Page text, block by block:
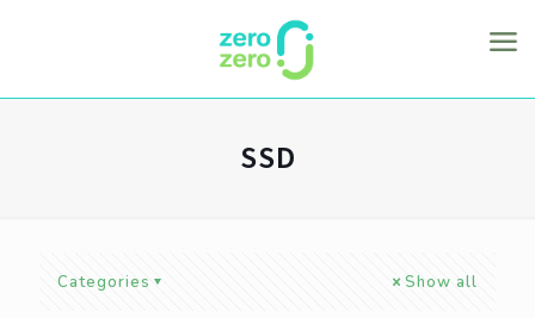
SSD
Categories Show all